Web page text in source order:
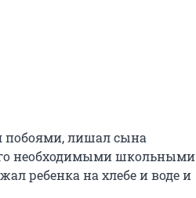
побоями, лишал сына
необходимыми школьными
ребенка на хлебе и воде и